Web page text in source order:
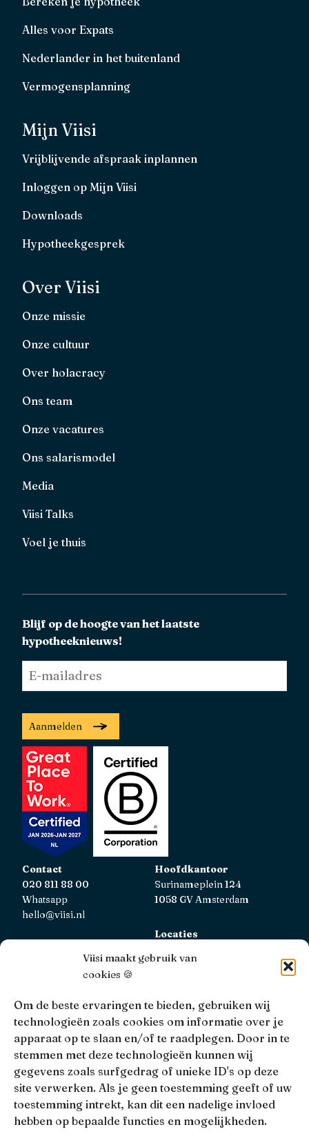
Viisi maakt gebruik van
cookies 🍪
Om de beste ervaringen te bieden, gebruiken wij
technologieën zoals cookies om informatie over je
apparaat op te slaan en/of te raadplegen. Door in te
stemmen met deze technologieën kunnen wij
gegevens zoals surfgedrag of unieke ID's op deze
site verwerken. Als je geen toestemming geeft of uw
toestemming intrekt, kan dit een nadelige invloed
hebben op bepaalde functies en mogelijkheden.
Alles voor Expats
Nederlander in het buitenland
Vermogensplanning
Mijn Viisi
Vrijblijvende afspraak inplannen
Inloggen op Mijn Viisi
Downloads
Hypotheekgesprek
Over Viisi
Onze missie
Onze cultuur
Over holacracy
Ons team
Onze vacatures
Ons salarismodel
Media
Viisi Talks
Voel je thuis
Blijf op de hoogte van het laatste
hypotheeknieuws!
E-
mailadres *
Aanmelden
Contact
020 811 88 00
Whatsapp
hello@viisi.nl
Hoofdkantoor
Surinameplein 124
1058 GV Amsterdam
Locaties
Viisi Hypotheken is geregistreerd bij de AFM.
Registratienummer: 12039833
KiFiD
Niet tevreden over onze interne klachtbehandeling, dan
kun je terecht bijKiFiD.